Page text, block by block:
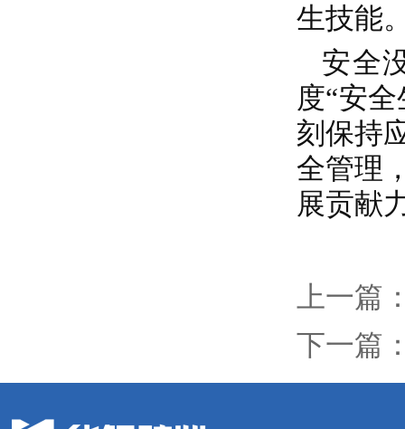
生技能
安全
度“安
刻保持
全管理
展贡献
上一篇
下一篇